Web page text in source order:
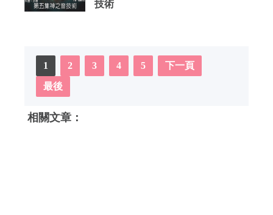
技術
1 2 3 4 5
下一頁
最後
相關文章：